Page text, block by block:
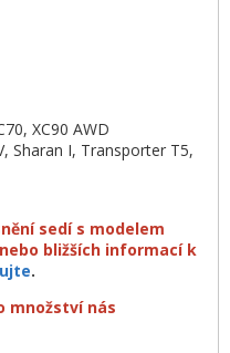
XC90 AWD
Sharan I, Transporter T5,
sedí s modelem
bližších informací k
.
množství nás